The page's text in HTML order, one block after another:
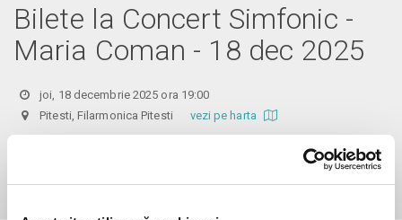
Bilete la Concert Simfonic -
Maria Coman - 18 dec 2025
joi, 18 decembrie 2025 ora 19:00
Pitesti, Filarmonica Pitesti vezi pe harta
Abonatii Filarmonicii beneficiaza de reducerea biletului cu 50%,
biletele cu pret redus se achizitioneaza exclusiv de la Casa de bilete a
Filarmonicii Pitesti,in baza abonamentului.